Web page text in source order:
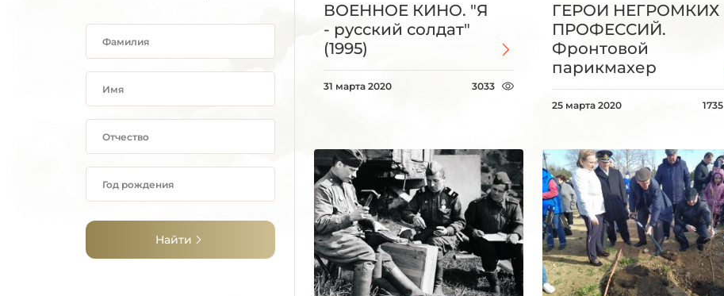
Найти
ВОЕННОЕ КИНО. "Я
- русский солдат"
(1995)
31 марта 2020 3033
ГЕРОИ НЕГРОМКИХ
ПРОФЕССИЙ.
Фронтовой
парикмахер
25 марта 2020 1735